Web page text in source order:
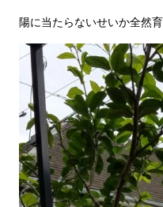
陽に当たらないせいか全然育